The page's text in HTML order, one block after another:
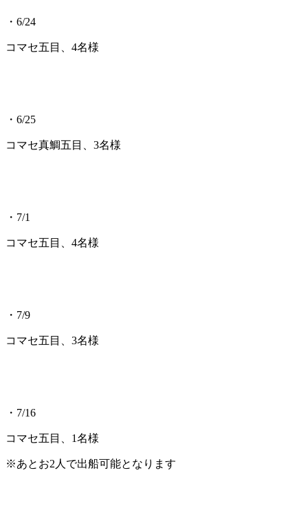
・6/24
コマセ五目、4名様
・6/25
コマセ真鯛五目、3名様
・7/1
コマセ五目、4名様
・7/9
コマセ五目、3名様
・7/16
コマセ五目、1名様
※あとお2人で出船可能となります